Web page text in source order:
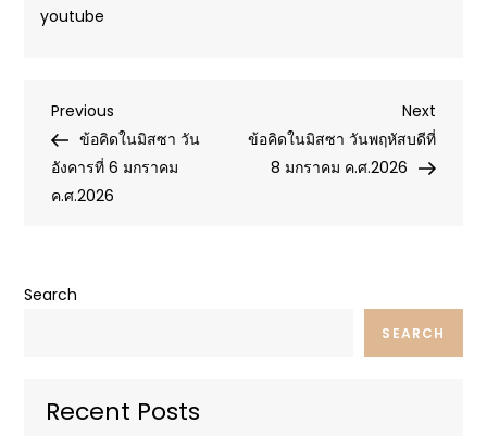
youtube
Post
navigation
Previous
Post
Previous
ข้อคิดในมิสซา วัน
อังคารที่ 6 มกราคม
ค.ศ.2026
Next
Post
Next
ข้อคิดในมิสซา วันพฤหัสบดีที่
8 มกราคม ค.ศ.2026
Search
SEARCH
Recent Posts